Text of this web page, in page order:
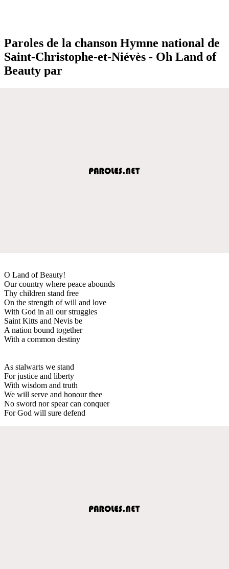
Paroles de la chanson Hymne national de
Saint-Christophe-et-Niévès - Oh Land of
Beauty par
O Land of Beauty!
Our country where peace abounds
Thy children stand free
On the strength of will and love
With God in all our struggles
Saint Kitts and Nevis be
A nation bound together
With a common destiny
As stalwarts we stand
For justice and liberty
With wisdom and truth
We will serve and honour thee
No sword nor spear can conquer
For God will sure defend